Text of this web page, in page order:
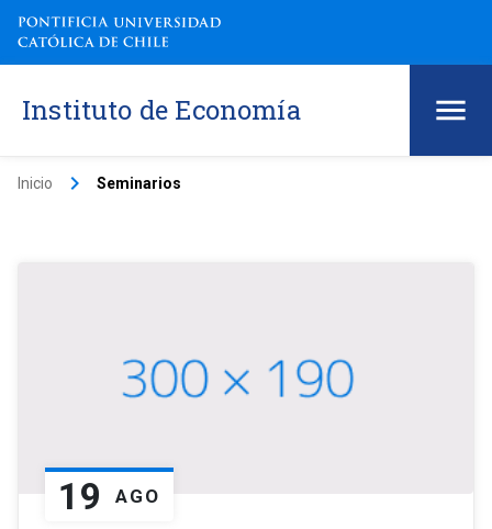
Instituto de Economía
Inicio keyboard_arrow_right Seminarios
19 AGO